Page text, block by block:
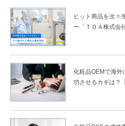
ヒット商品を次々
ー「ＴＯＡ株式会
化粧品OEMで海外
功させるカギは？